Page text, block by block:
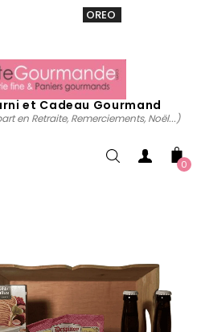
OREO
et Cadeau Gourmand
en Retraite, Remerciements, Noël...)
0